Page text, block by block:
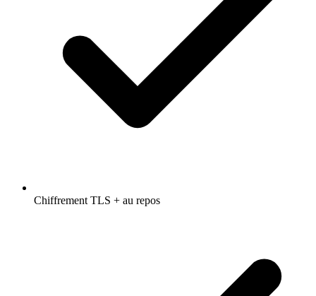
Chiffrement TLS + au repos